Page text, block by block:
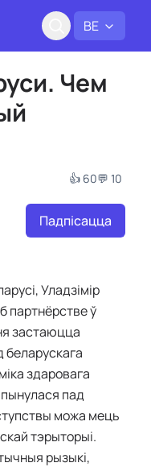
BE
Чем
👍 60💬 10
Падпісацца
Уладзімір
партнёрстве ў
застаюцца
беларускага
здаровага
пад
можа мець
тэрыторыі.
рызыкі,